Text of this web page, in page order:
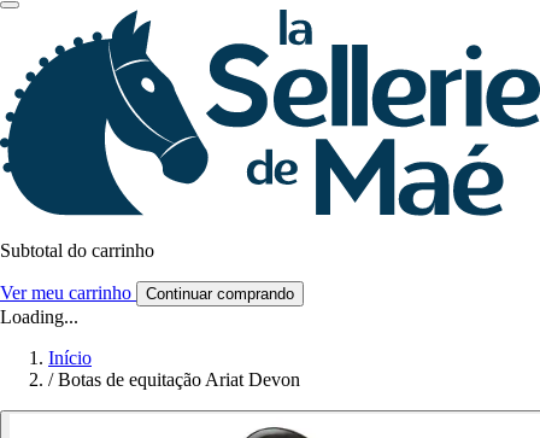
Subtotal do carrinho
Ver meu carrinho Continuar comprando
Loading...
Início
/ Botas de equitação Ariat Devon